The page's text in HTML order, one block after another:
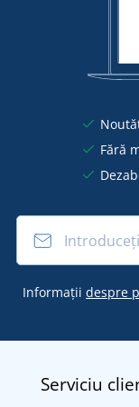
Fără
Informații despre
Serviciu